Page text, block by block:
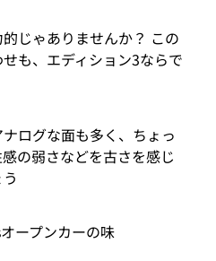
じゃありませんか？ この
も、エディション3ならで
ログな面も多く、ちょっ
の弱さなどを古さを感じ
ープンカーの味